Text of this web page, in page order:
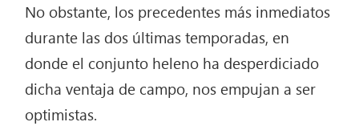
No obstante, los precedentes más inmediatos
durante las dos últimas temporadas, en
donde el conjunto heleno ha desperdiciado
dicha ventaja de campo, nos empujan a ser
optimistas.